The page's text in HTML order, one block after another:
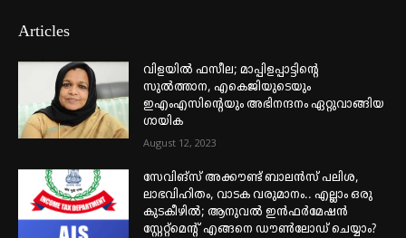
Articles
വിളയിൽ ഫസീല; മാപ്പിളപ്പാട്ടിന്റെ
സുൽത്താന, എകെജിയുടെയും
ഇഎംഎസിന്റെയും അഭിനന്ദനം ഏറ്റുവാങ്ങിയ
ഗായിക
August 12, 2023
സേവിങ്സ് അക്കൗണ്ട് ബാലൻസ് പലിശ,
ലാഭവിഹിതം, വാടക വരുമാനം.. എല്ലാം ഒരു
കുടകീഴിൽ; ആനുവൽ ഇൻഫർമേഷൻ
സ്റ്റേറ്റ്മെന്റ് എങ്ങനെ ഡൗൺലോഡ് ചെയ്യാം?